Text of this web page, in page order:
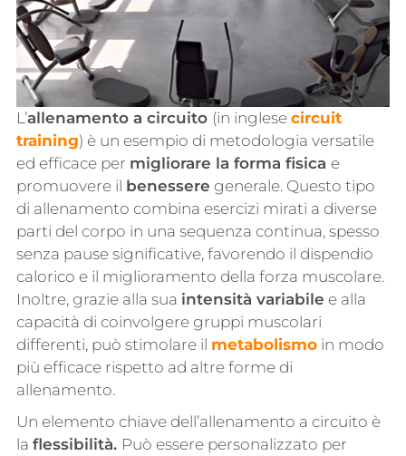
L’allenamento a circuito (in inglese circuit
training) è un esempio di metodologia versatile
ed efficace per migliorare la forma fisica e
promuovere il benessere generale. Questo tipo
di allenamento combina esercizi mirati a diverse
parti del corpo in una sequenza continua, spesso
senza pause significative, favorendo il dispendio
calorico e il miglioramento della forza muscolare.
Inoltre, grazie alla sua intensità variabile e alla
capacità di coinvolgere gruppi muscolari
differenti, può stimolare il metabolismoin modo
più efficace rispetto ad altre forme di
allenamento.
Un elemento chiave dell’allenamento a circuito è
la flessibilità. Può essere personalizzato per